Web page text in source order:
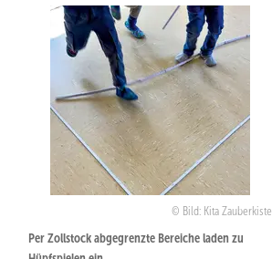
Bild: Kita Zauberkiste
Per Zollstock abgegrenzte Bereiche laden zu